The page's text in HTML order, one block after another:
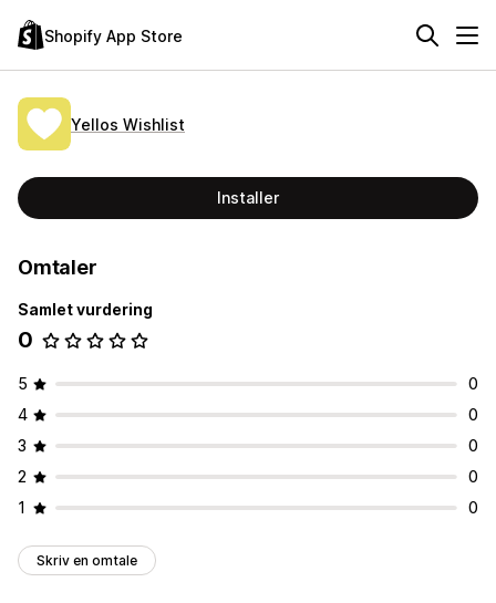
Shopify App Store
Yellos Wishlist
Installer
Omtaler
Samlet vurdering
0
5
0
4
0
3
0
2
0
1
0
Skriv en omtale